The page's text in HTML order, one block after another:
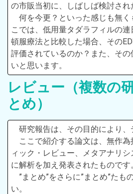
の市販当初に、しばしば検討され
何を今更？といった感じも無
こでは、低用量タダラフィルの
頓服療法と比較した場合、その
評価されているのか？また、そ
いと思います。
レビュー（複数の
とめ）
研究報告は、その目的により、
ここで紹介する論文は、無作
ィック・レビュー、メタアナリ
に解析を加え発表されたものです
”まとめ”をさらに”まとめ”たも
い。